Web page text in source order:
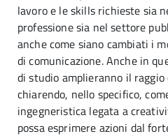
lavoro e le skills richieste sia
professione sia nel settore
anche come siano cambiati i
di comunicazione. Anche in
di studio amplieranno il
chiarendo, nello specifico,
ingegneristica legata a
possa esprimere azioni dal